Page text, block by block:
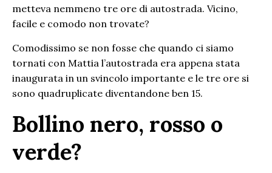
metteva nemmeno tre ore di autostrada. Vicino,
facile e comodo non trovate?
Comodissimo se non fosse che quando ci siamo
tornati con Mattia l’autostrada era appena stata
inaugurata in un svincolo importante e le tre ore si
sono quadruplicate diventandone ben 15.
Bollino nero, rosso o
verde?